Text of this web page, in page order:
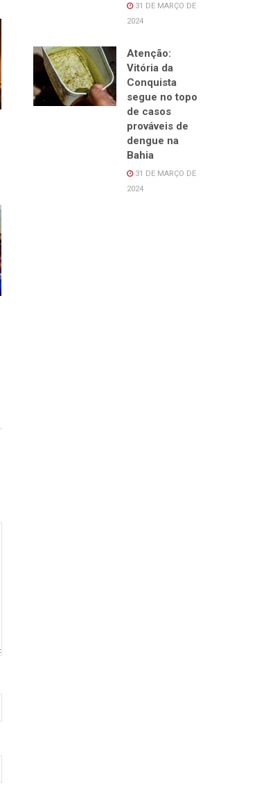
31 DE MARÇO DE
2024
Atenção:
Vitória da
Conquista
segue no topo
de casos
prováveis de
dengue na
Bahia
31 DE MARÇO DE
2024